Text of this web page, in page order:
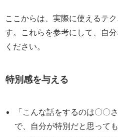
ここからは、実際に使えるテ
す。これらを参考にして、自
ください。
特別感を与える
「こんな話をするのは〇〇
で、自分が特別だと思っても